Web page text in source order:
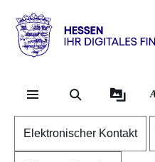
Hessen
Ihr
Finanzamt
Elektronischer Kontakt